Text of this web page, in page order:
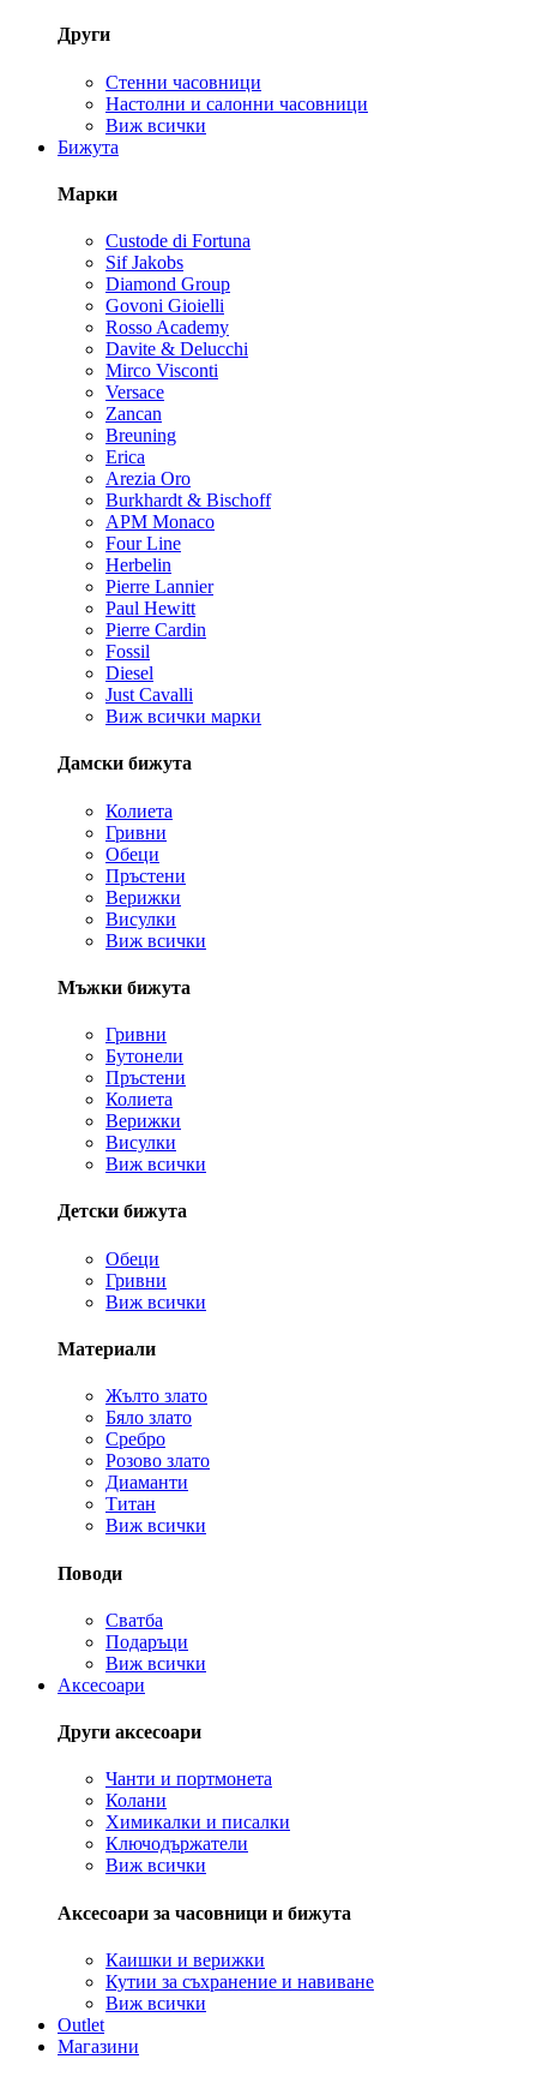
Други
Стенни часовници
Настолни и салонни часовници
Виж всички
Бижута
Марки
Custode di Fortuna
Sif Jakobs
Diamond Group
Govoni Gioielli
Rosso Academy
Davite & Delucchi
Mirco Visconti
Versace
Zancan
Breuning
Erica
Arezia Oro
Burkhardt & Bischoff
APM Monaco
Four Line
Herbelin
Pierre Lannier
Paul Hewitt
Pierre Cardin
Fossil
Diesel
Just Cavalli
Виж всички марки
Дамски бижута
Колиета
Гривни
Обеци
Пръстени
Верижки
Висулки
Виж всички
Мъжки бижута
Гривни
Бутонели
Пръстени
Колиета
Верижки
Висулки
Виж всички
Детски бижута
Обеци
Гривни
Виж всички
Материали
Жълто злато
Бяло злато
Сребро
Розово злато
Диаманти
Титан
Виж всички
Поводи
Сватба
Подаръци
Виж всички
Аксесоари
Други аксесоари
Чанти и портмонета
Колани
Химикалки и писалки
Ключодържатели
Виж всички
Аксесоари за часовници и бижута
Каишки и верижки
Кутии за съхранение и навиване
Виж всички
Outlet
Магазини